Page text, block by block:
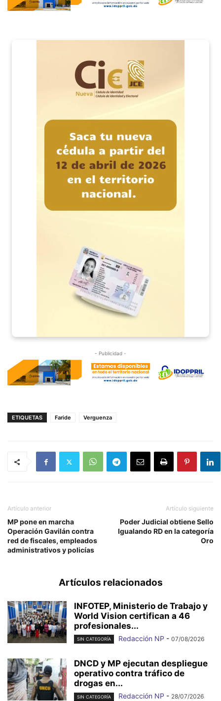
- Publicidad -
ETIQUETAS Faride Verguenza
Artículo anterior
MP pone en marcha
Operación Gavilán contra
red de fiscales, empleados
administrativos y policías
Artículo siguiente
Poder Judicial obtiene Sello
Igualando RD en la categoría
Oro
Artículos relacionados
INFOTEP, Ministerio de Trabajo y
World Vision certifican a 46
profesionales...
SIN CATEGORÍA Redacción NP - 07/08/2026
DNCD y MP ejecutan despliegue
operativo contra tráfico de
drogas en...
SIN CATEGORÍA Redacción NP - 28/07/2026